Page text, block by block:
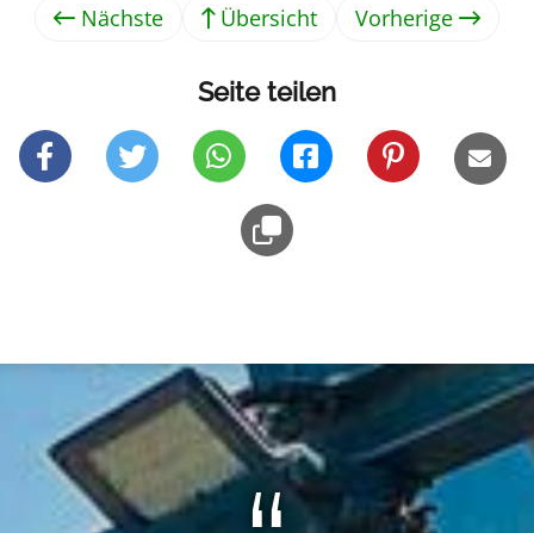
Nächste Übersicht Vorherige
Seite teilen